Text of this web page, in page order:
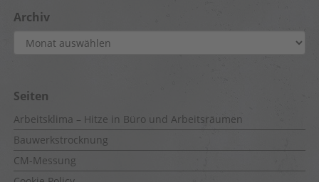
Archiv
Archiv
Seiten
Arbeitsklima – Hitze in Büro und Arbeitsräumen
Bauwerkstrocknung
CM-Messung